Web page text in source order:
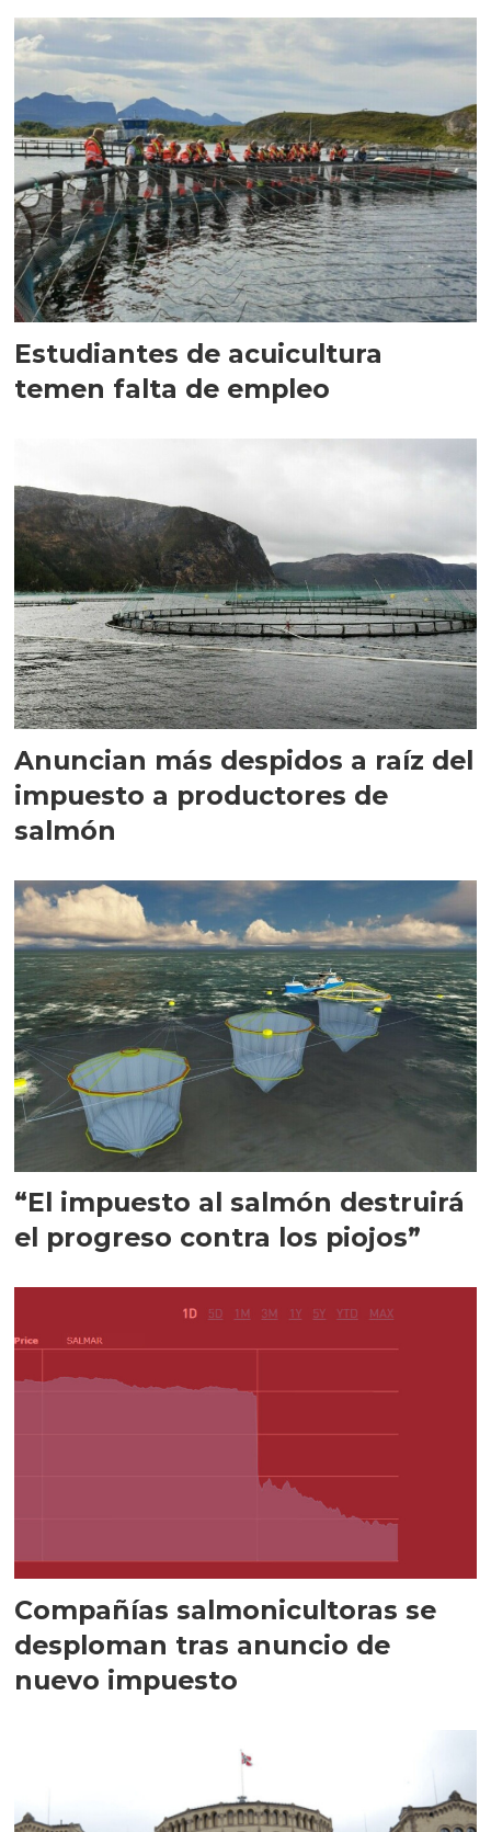
Estudiantes de acuicultura
temen falta de empleo
Anuncian más despidos a raíz del
impuesto a productores de
salmón
“El impuesto al salmón destruirá
el progreso contra los piojos”
Compañías salmonicultoras se
desploman tras anuncio de
nuevo impuesto